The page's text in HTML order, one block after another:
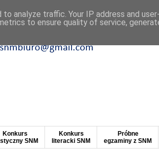
Konkurs
SNM
Konkurs
literacki SNM
Próbne
egzaminy z SNM
analyze traffic. Your IP address and
to ensure quality of service,